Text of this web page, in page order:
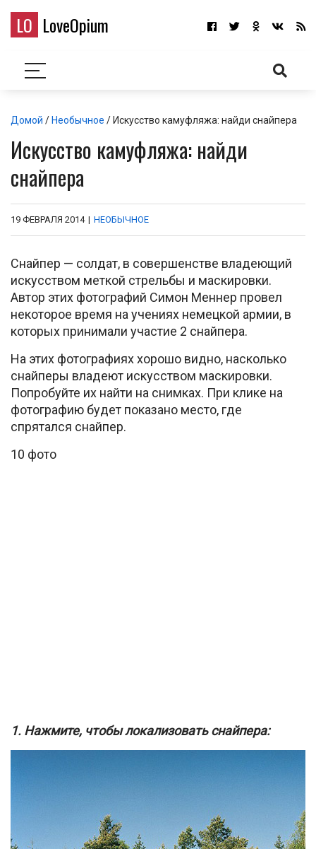
LO LoveOpium
Домой / Необычное / Искусство камуфляжа: найди снайпера
Искусство камуфляжа: найди
снайпера
19 ФЕВРАЛЯ 2014 | НЕОБЫЧНОЕ
Снайпер — солдат, в совершенстве владеющий
искусством меткой стрельбы и маскировки.
Автор этих фотографий Симон Меннер провел
некоторое время на учениях немецкой армии, в
которых принимали участие 2 снайпера.
На этих фотографиях хорошо видно, насколько
снайперы владеют искусством маскировки.
Попробуйте их найти на снимках. При клике на
фотографию будет показано место, где
спрятался снайпер.
10 фото
1. Нажмите, чтобы локализовать снайпера: